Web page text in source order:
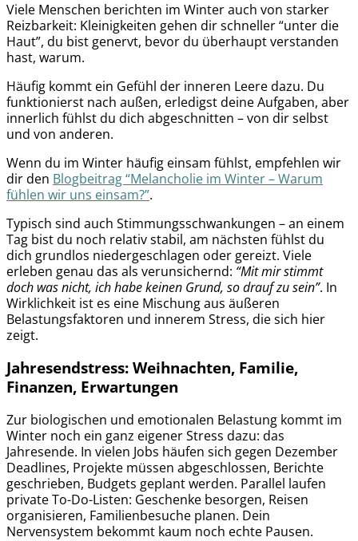
Viele Menschen berichten im Winter auch von starker
Reizbarkeit: Kleinigkeiten gehen dir schneller “unter die
Haut”, du bist genervt, bevor du überhaupt verstanden
hast, warum.
Häufig kommt ein Gefühl der inneren Leere dazu. Du
funktionierst nach außen, erledigst deine Aufgaben, aber
innerlich fühlst du dich abgeschnitten – von dir selbst
und von anderen.
Wenn du im Winter häufig einsam fühlst, empfehlen wir
dir den Blogbeitrag “Melancholie im Winter – Warum
fühlen wir uns einsam?”.
Typisch sind auch Stimmungsschwankungen – an einem
Tag bist du noch relativ stabil, am nächsten fühlst du
dich grundlos niedergeschlagen oder gereizt. Viele
erleben genau das als verunsichernd: “Mit mir stimmt
doch was nicht, ich habe keinen Grund, so drauf zu sein”. In
Wirklichkeit ist es eine Mischung aus äußeren
Belastungsfaktoren und innerem Stress, die sich hier
zeigt.
Jahresendstress: Weihnachten, Familie,
Finanzen, Erwartungen
Zur biologischen und emotionalen Belastung kommt im
Winter noch ein ganz eigener Stress dazu: das
Jahresende. In vielen Jobs häufen sich gegen Dezember
Deadlines, Projekte müssen abgeschlossen, Berichte
geschrieben, Budgets geplant werden. Parallel laufen
private To-Do-Listen: Geschenke besorgen, Reisen
organisieren, Familienbesuche planen. Dein
Nervensystem bekommt kaum noch echte Pausen.